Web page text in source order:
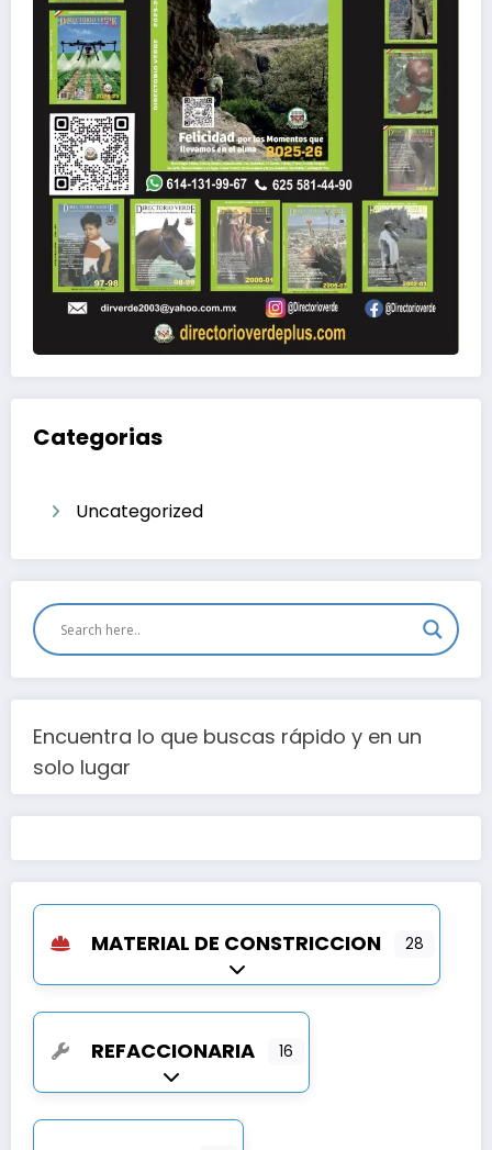
Categorias
Uncategorized
Encuentra lo que buscas rápido y en un
solo lugar
MATERIAL DE CONSTRICCION 28
Expandir sub-categorías
REFACCIONARIA 16
Expandir sub-categorías